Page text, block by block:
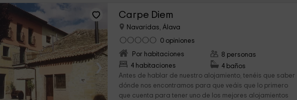
›
Carpe Diem
Navaridas, Álava
0 opiniones
Por habitaciones
4 habitaciones
8 personas
4 baños
Antes de hablar de nuestro alojamiento, tenéis que saber
dónde nos encontramos para que veáis que lo primero
que cuenta para tener uno de los mejores alojamientos